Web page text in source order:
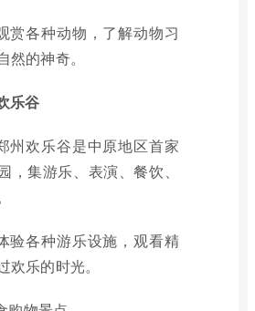
赏各种动物，了解动物习
然的神奇。
乐谷
州欢乐谷是中原地区首家
，集游乐、表演、餐饮、
验各种游乐设施，观看精
欢乐的时光。